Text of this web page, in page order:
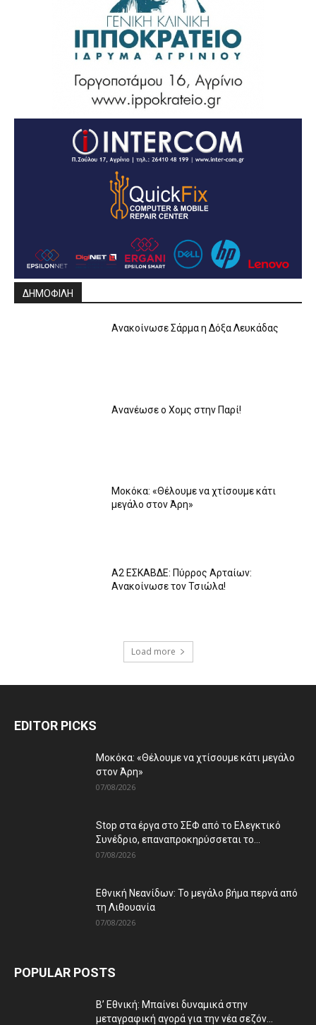
ΔΗΜΟΦΙΛΗ
Ανακοίνωσε Σάρμα η Δόξα Λευκάδας
Ανανέωσε ο Χομς στην Παρί!
Μοκόκα: «Θέλουμε να χτίσουμε κάτι
μεγάλο στον Άρη»
A2 ΕΣΚΑΒΔΕ: Πύρρος Αρταίων:
Ανακοίνωσε τον Τσιώλα!
Load more
EDITOR PICKS
Μοκόκα: «Θέλουμε να χτίσουμε κάτι μεγάλο
στον Άρη»
07/08/2026
Stop στα έργα στο ΣΕΦ από το Ελεγκτικό
Συνέδριο, επαναπροκηρύσσεται το...
07/08/2026
Εθνική Νεανίδων: Το μεγάλο βήμα περνά από
τη Λιθουανία
07/08/2026
POPULAR POSTS
Β’ Εθνική: Μπαίνει δυναμικά στην
μεταγραφική αγορά για την νέα σεζόν...